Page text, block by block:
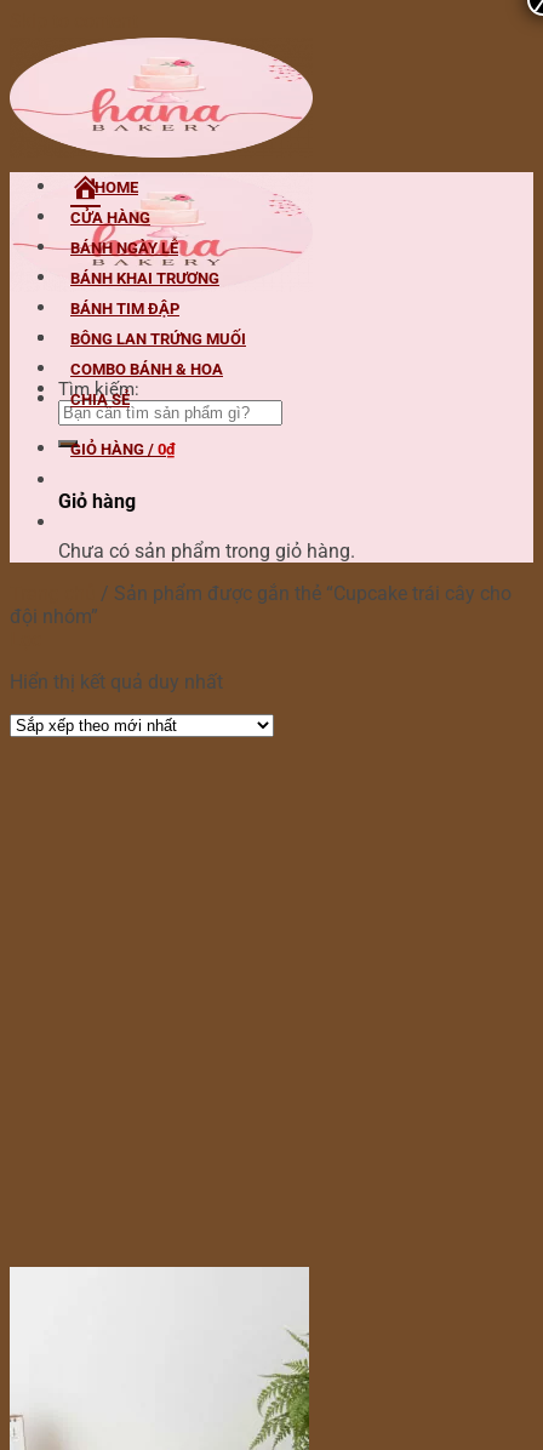
Tìm kiếm:
HOME
CỬA HÀNG
BÁNH NGÀY LỄ
BÁNH KHAI TRƯƠNG
BÁNH TIM ĐẬP
BÔNG LAN TRỨNG MUỐI
COMBO BÁNH & HOA
CHIA SẺ
GIỎ HÀNG / 0₫
Giỏ hàng
Chưa có sản phẩm trong giỏ hàng.
/ Sản phẩm được gắn thẻ “Cupcake trái cây cho
đội nhóm”
Hiển thị kết quả duy nhất